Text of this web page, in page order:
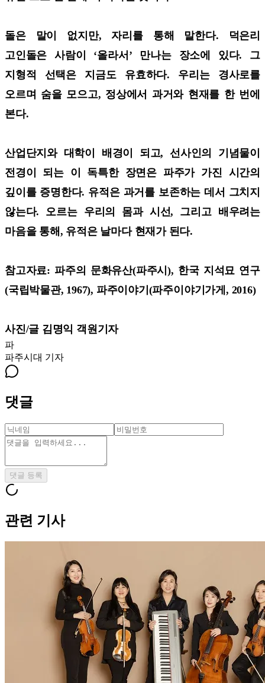
돌은 말이 없지만, 자리를 통해 말한다. 덕은리
고인돌은 사람이 ‘올라서’ 만나는 장소에 있다. 그
지형적 선택은 지금도 유효하다. 우리는 경사로를
오르며 숨을 모으고, 정상에서 과거와 현재를 한 번에
본다.
산업단지와 대학이 배경이 되고, 선사인의 기념물이
전경이 되는 이 독특한 장면은 파주가 가진 시간의
깊이를 증명한다. 유적은 과거를 보존하는 데서 그치지
않는다. 오르는 우리의 몸과 시선, 그리고 배우려는
마음을 통해, 유적은 날마다 현재가 된다.
참고자료: 파주의 문화유산(파주시), 한국 지석묘 연구
(국립박물관, 1967), 파주이야기(파주이야기가게, 2016)
사진/글 김명익 객원기자
파
파주시대 기자
댓글
댓글 등록
관련 기사